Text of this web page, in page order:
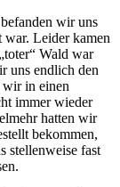
wir uns
war. Leider kamen
Wald war
uns endlich den
wir in einen
immer wieder
hatten wir
bekommen,
stellenweise fast